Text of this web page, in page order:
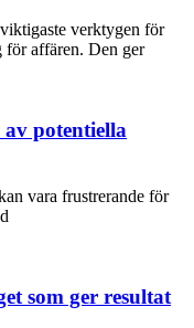
verktygen för
för affären. Den ger
potentiella
vara frustrerande för
som ger resultat